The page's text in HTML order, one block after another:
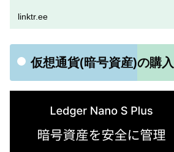
linktr.ee
仮想通貨(暗号資産)の購入